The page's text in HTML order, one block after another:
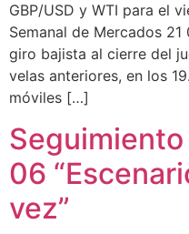
GBP/USD y WTI para el
Semanal de Mercados
giro bajista al cierre del
velas anteriores, en los
móviles […]
06
vez”